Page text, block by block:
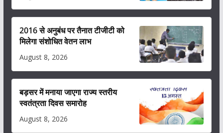
2016 से अनुबंध पर तैनात टीजीटी को
मिलेगा संशोधित वेतन लाभ
August 8, 2026
बड़सर में मनाया जाएगा राज्य स्तरीय
स्वतंत्रता दिवस समारोह
August 8, 2026